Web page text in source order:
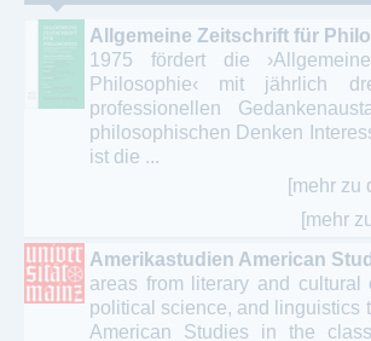
Allgemeine Zeitschrift für
1975 fördert die
Philosophie‹ mit jährlich
professionellen
philosophischen Denken
ist die ...
[mehr zu
[mehr
Amerikastudien American
areas from literary and cultural
political science, and linguistics
American Studies in the